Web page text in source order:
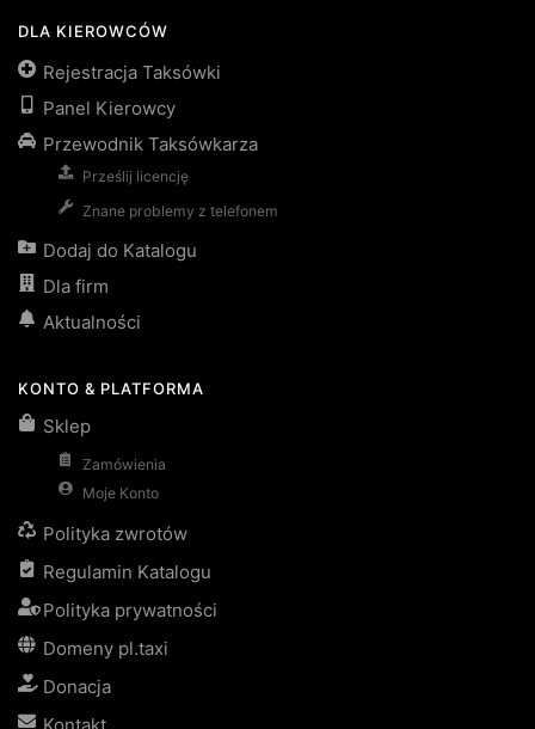
DLA KIEROWCÓW
Rejestracja Taksówki
Panel Kierowcy
Przewodnik Taksówkarza
Prześlij licencję
Znane problemy z telefonem
Dodaj do Katalogu
Dla firm
Aktualności
KONTO & PLATFORMA
Sklep
Zamówienia
Moje Konto
Polityka zwrotów
Regulamin Katalogu
Polityka prywatności
Domeny pl.taxi
Donacja